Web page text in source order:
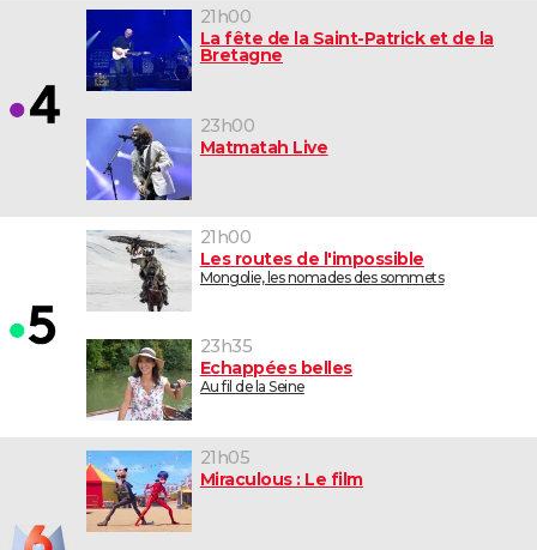
21h00
La fête de la Saint-Patrick et de la
Bretagne
23h00
Matmatah Live
21h00
Les routes de l'impossible
Mongolie, les nomades des sommets
23h35
Echappées belles
Au fil de la Seine
21h05
Miraculous : Le film